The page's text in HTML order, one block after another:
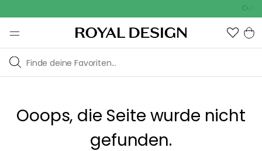
Ooops, die Seite wurde nicht
gefunden.